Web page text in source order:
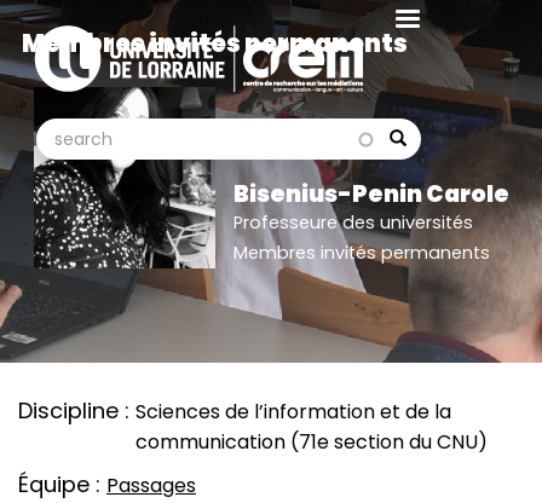
Aller
contenu
Search
search search
Membres invités permanents
Bisenius-Penin Carole
Professeure des universités
Membres invités permanents
Discipline
Sciences de l’information et de la
communication (71e section du CNU)
Équipe Passages